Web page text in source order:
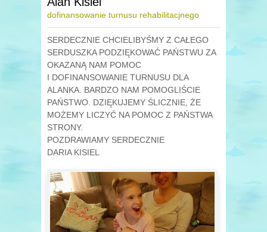
dofinansowanie turnusu rehabilitacjnego
SERDECZNIE CHCIELIBYŚMY Z CAŁEGO
SERDUSZKA PODZIĘKOWAĆ PAŃSTWU ZA
OKAZANĄ NAM POMOC
I DOFINANSOWANIE TURNUSU DLA
ALANKA. BARDZO NAM POMOGLIŚCIE
PAŃSTWO. DZIĘKUJEMY ŚLICZNIE, ŻE
MOŻEMY LICZYĆ NA POMOC Z PAŃSTWA
STRONY.
POZDRAWIAMY SERDECZNIE
DARIA KISIEL